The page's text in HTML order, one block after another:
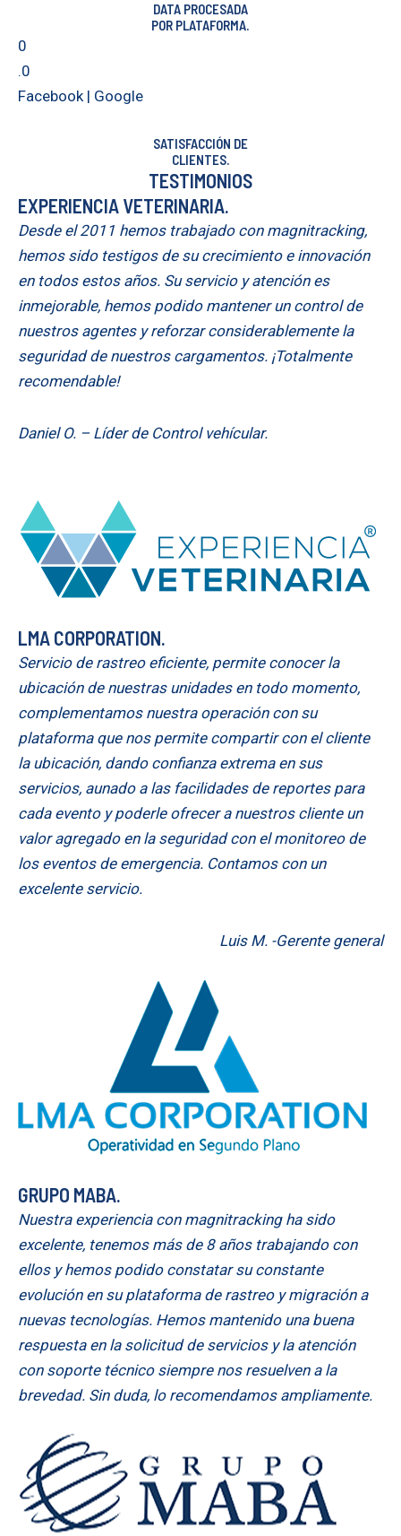
DATA PROCESADA
POR PLATAFORMA.
0
.0
Facebook | Google
SATISFACCIÓN DE
CLIENTES.
TESTIMONIOS
EXPERIENCIA VETERINARIA.
Desde el 2011 hemos trabajado con magnitracking,
hemos sido testigos de su crecimiento e innovación
en todos estos años. Su servicio y atención es
inmejorable, hemos podido mantener un control de
nuestros agentes y reforzar considerablemente la
seguridad de nuestros cargamentos. ¡Totalmente
recomendable!
Daniel O. – Líder de Control vehícular.
LMA CORPORATION.
Servicio de rastreo eficiente, permite conocer la
ubicación de nuestras unidades en todo momento,
complementamos nuestra operación con su
plataforma que nos permite compartir con el cliente
la ubicación, dando confianza extrema en sus
servicios, aunado a las facilidades de reportes para
cada evento y poderle ofrecer a nuestros cliente un
valor agregado en la seguridad con el monitoreo de
los eventos de emergencia. Contamos con un
excelente servicio.
Luis M. -Gerente general
GRUPO MABA.
Nuestra experiencia con magnitracking ha sido
excelente, tenemos más de 8 años trabajando con
ellos y hemos podido constatar su constante
evolución en su plataforma de rastreo y migración a
nuevas tecnologías. Hemos mantenido una buena
respuesta en la solicitud de servicios y la atención
con soporte técnico siempre nos resuelven a la
brevedad. Sin duda, lo recomendamos ampliamente.